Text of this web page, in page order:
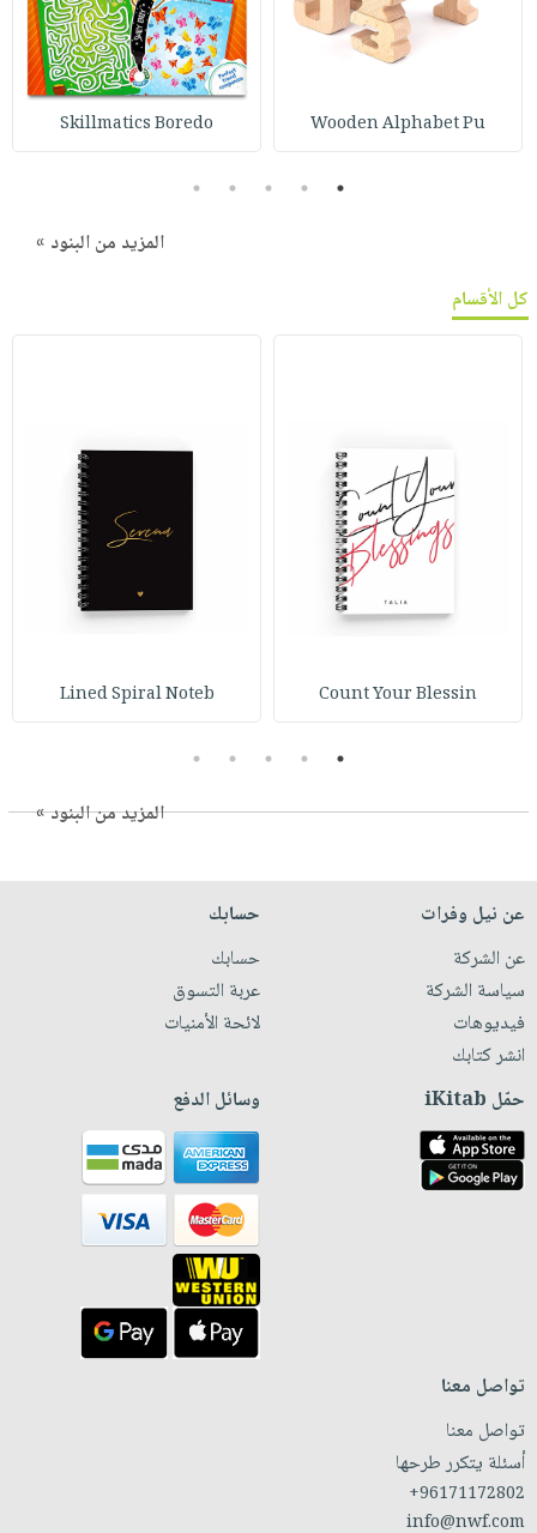
Wooden Alphabet Pu
Skillmatics Boredo
1
2
3
4
5
المزيد من البنود »
كل الأقسام
Count Your Blessin
Lined Spiral Noteb
1
2
3
4
5
المزيد من البنود »
عن نيل وفرات
عن الشركة
سياسة الشركة
فيديوهات
انشر كتابك
حسابك
حسابك
عربة التسوق
لائحة الأمنيات
حمّل iKitab وسائل الدفع
تواصل معنا
تواصل معنا
أسئلة يتكرر طرحها
+96171172802
info@nwf.com